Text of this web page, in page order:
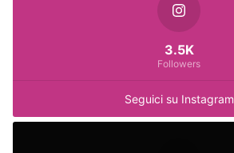
Seguici su Instagram
3.5K
Followers